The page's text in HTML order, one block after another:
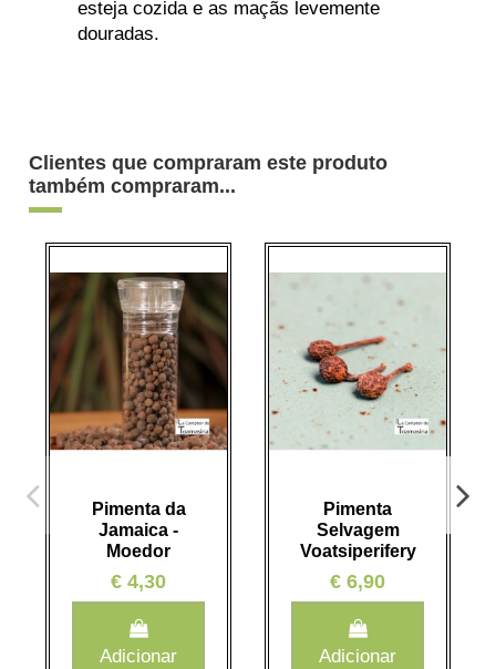
esteja cozida e as maçãs levemente
douradas.
Clientes que compraram este produto
também compraram...
Pimenta da
Jamaica -
Moedor
€ 4,30
Adicionar
Pimenta
Selvagem
Voatsiperifery
€ 6,90
Adicionar